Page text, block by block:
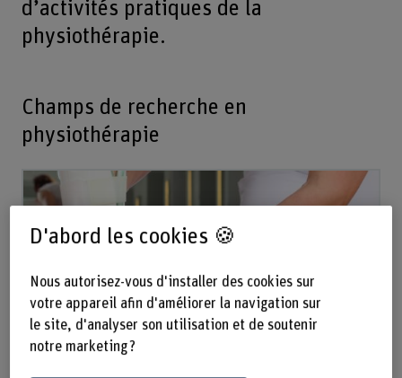
d’activités pratiques de la
physiothérapie.
Champs de recherche en
physiothérapie
D'abord les cookies 🍪
Nous autorisez-vous d'installer des cookies sur
votre appareil afin d'améliorer la navigation sur
le site, d'analyser son utilisation et de soutenir
notre marketing ?